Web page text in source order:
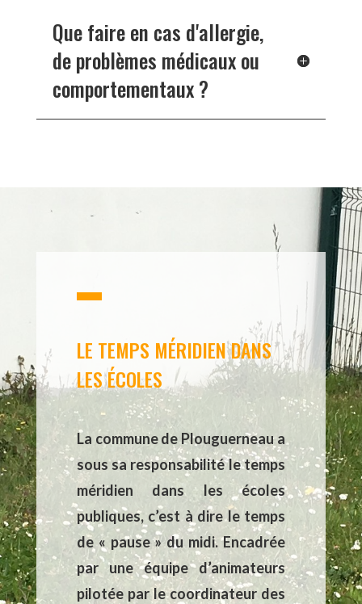
Que faire en cas d'allergie,
de problèmes médicaux ou
comportementaux ?
LE TEMPS MÉRIDIEN DANS
LES ÉCOLES
La commune de Plouguerneau a
sous sa responsabilité le temps
méridien dans les écoles
publiques, c’est à dire le temps
de « pause » du midi.Encadrée
par une équipe d’animateurs
pilotée par le coordinateur des